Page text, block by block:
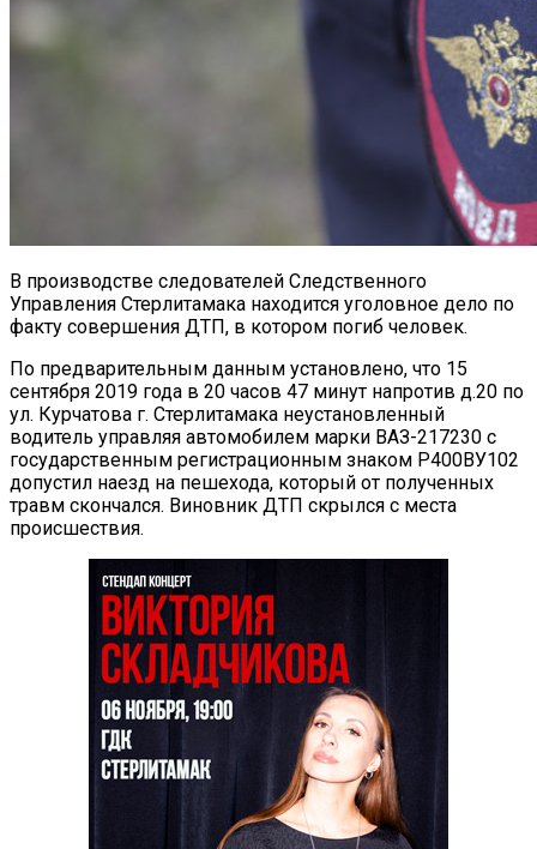
В производстве следователей Следственного
Управления Стерлитамака находится уголовное дело по
факту совершения ДТП, в котором погиб человек.
По предварительным данным установлено, что 15
сентября 2019 года в 20 часов 47 минут напротив д.20 по
ул. Курчатова г. Стерлитамака неустановленный
водитель управляя автомобилем марки ВАЗ-217230 с
государственным регистрационным знаком Р400ВУ102
допустил наезд на пешехода, который от полученных
травм скончался. Виновник ДТП скрылся с места
происшествия.